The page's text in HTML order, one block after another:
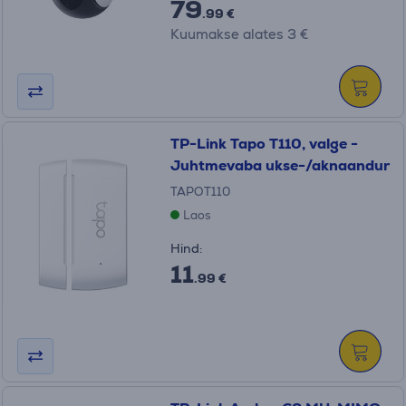
79.99 €
Kuumakse alates 3 €
TP-Link Tapo T110, valge -
Juhtmevaba ukse-/aknaandur
TAPOT110
Laos
Hind:
11.99 €